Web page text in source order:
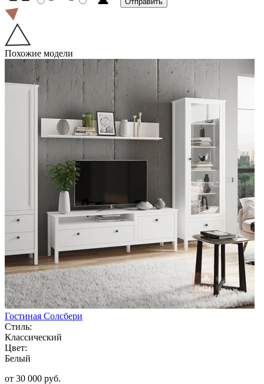
Похожие модели
Гостиная Солсбери
Стиль:
Классический
Цвет:
Белый
от 30 000 руб.